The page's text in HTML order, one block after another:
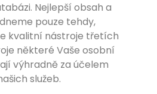
Nejlepší obsah a
pouze tehdy,
kvalitní nástroje třetích
některé Vaše osobní
výhradně za účelem
služeb.